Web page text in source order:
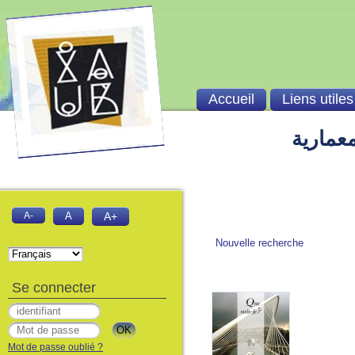
Nouvelle recherche
Accueil Liens utiles
A- A A+
Se connecter
Mot de passe oublié ?